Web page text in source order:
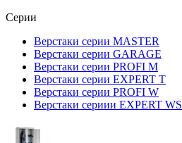
Серии
Верстаки серии MASTER
Верстаки серии GARAGE
Верстаки серии PROFI M
Верстаки серии EXPERT T
Верстаки серии PROFI W
Верстаки сериии EXPERT WS